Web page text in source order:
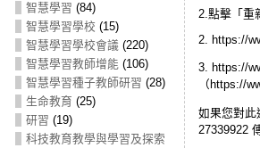
智慧學習 (84)
智慧學習學校 (15)
智慧學習學校會議 (220)
智慧學習教師增能(106)
智慧學習種子教師研習 (28)
生命教育 (25)
研習 (19)
科技教育教學與學習及探索
2.點擊「重
2. https://
3. https://
（https://
如果您對此
27339922